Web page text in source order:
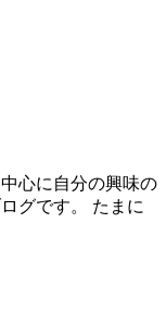
心に自分の興味の
グです。 たまに